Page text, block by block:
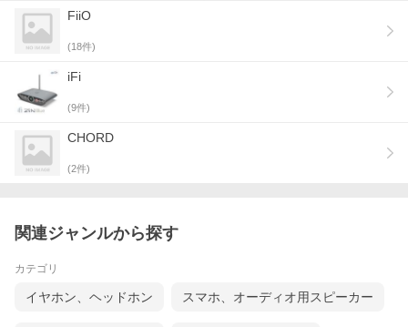
FiiO
(18件)
iFi
(9件)
CHORD
(2件)
関連ジャンルから探す
カテゴリ
イヤホン、ヘッドホン スマホ、オーディオ用スピーカー